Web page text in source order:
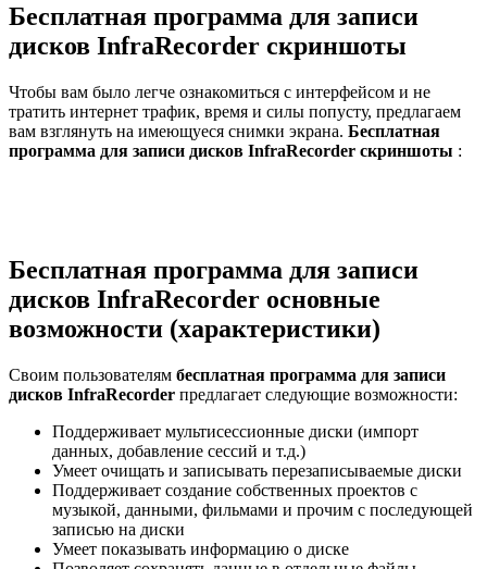
Бесплатная программа для записи
дисков InfraRecorder скриншоты
Чтобы вам было легче ознакомиться с интерфейсом и не
тратить интернет трафик, время и силы попусту, предлагаем
вам взглянуть на имеющуеся снимки экрана. Бесплатная
программа для записи дисков InfraRecorder скриншоты :
Бесплатная программа для записи
дисков InfraRecorder основные
возможности (характеристики)
Своим пользователям бесплатная программа для записи
дисков InfraRecorder предлагает следующие возможности:
Поддерживает мультисессионные диски (импорт
данных, добавление сессий и т.д.)
Умеет очищать и записывать перезаписываемые диски
Поддерживает создание собственных проектов с
музыкой, данными, фильмами и прочим с последующей
записью на диски
Умеет показывать информацию о диске